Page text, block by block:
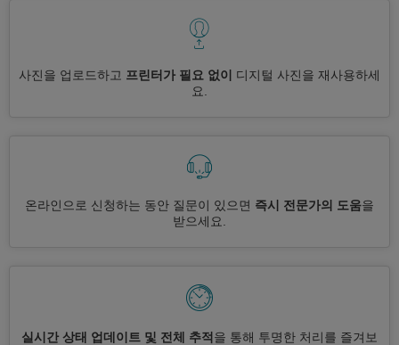
사진을 업로드하고 프린터가 필요 없이
디지털 사진을 재사용하세
요.
온라인으로 신청하는 동안 질문이 있으면 즉시 전문가의 도움을
받으세요.
실시간 상태 업데이트 및 전체 추적 을 통해 투명한 처리를 즐겨보